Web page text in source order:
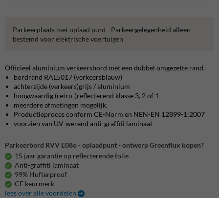
Parkeerplaats met oplaad punt - Parkeergelegenheid alleen
bestemd voor elektrische voertuigen
Officieel aluminium verkeersbord met een dubbel omgezette rand.
bordrand RAL5017 (verkeersblauw)
achterzijde (verkeers)grijs / aluminium
hoogwaardig (retro-)reflecterend klasse 3, 2 of 1
meerdere afmetingen mogelijk.
Productieproces conform CE-Norm en NEN-EN 12899-1:2007
voorzien van UV-werend anti-graffiti laminaat
Parkeerbord RVV E08o - oplaadpunt - ontwerp Greenflux kopen?
15 jaar garantie op reflecterende folie
Anti-graffiti laminaat
99% Hufterproof
CE keurmerk
lees over alle voordelen